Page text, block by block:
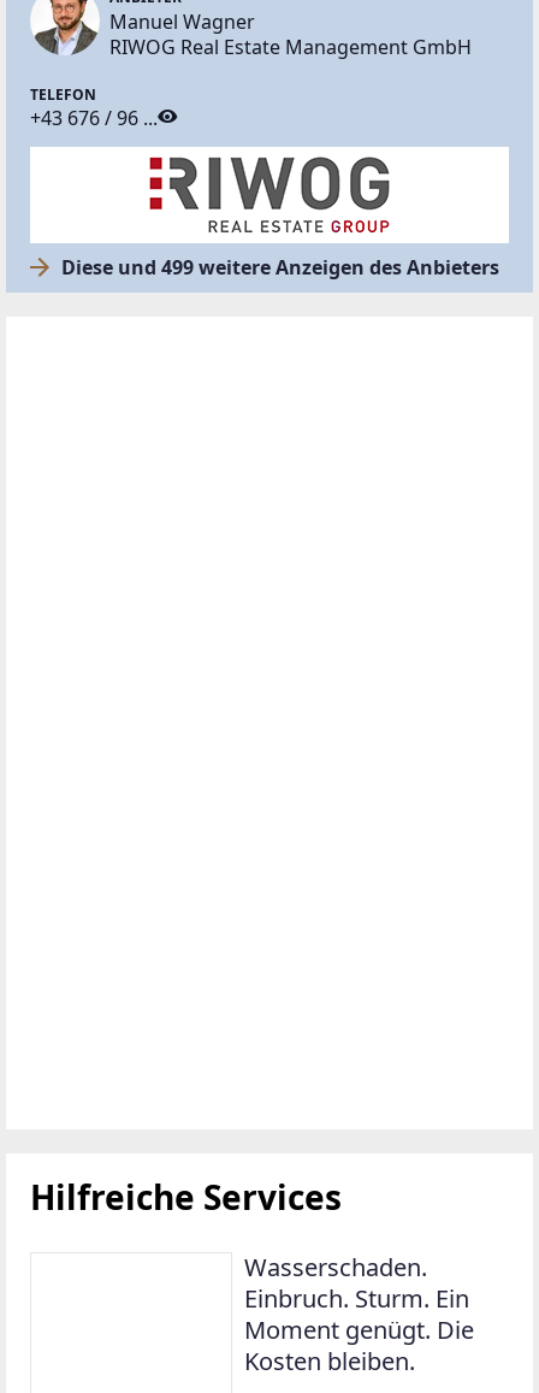
Manuel Wagner
RIWOG Real Estate Management GmbH
TELEFON
+43 676 / 96 ...
Diese und 499 weitere Anzeigen des Anbieters
Hilfreiche Services
Wasserschaden.
Einbruch. Sturm. Ein
Moment genügt. Die
Kosten bleiben.